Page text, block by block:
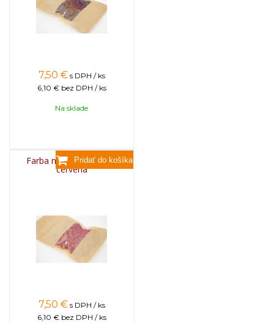
7,50 € s DPH / ks
6,10 € bez DPH / ks
Na sklade
Farba na sviečky, 25g -
červená
7,50 € s DPH / ks
6,10 € bez DPH / ks